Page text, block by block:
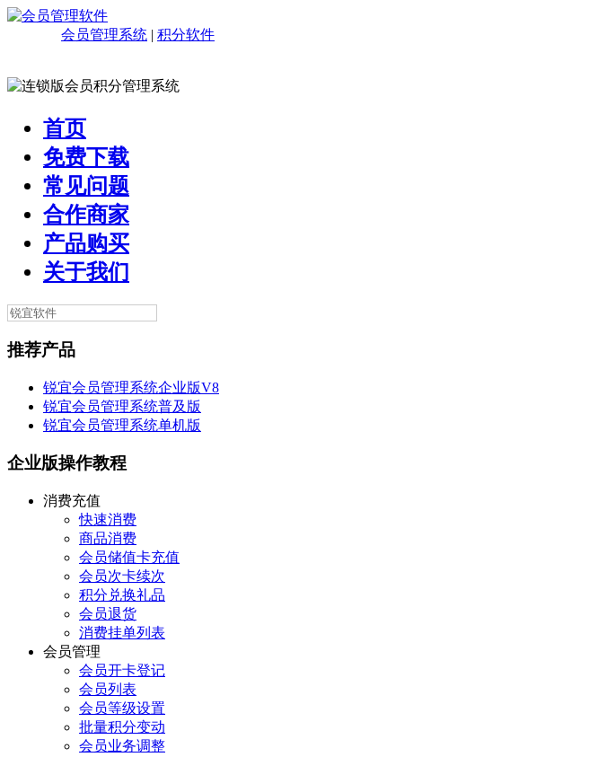
会员管理系统 | 积分软件
首页
免费下载
常见问题
合作商家
产品购买
关于我们
推荐产品
锐宜会员管理系统企业版V8
锐宜会员管理系统普及版
锐宜会员管理系统单机版
企业版操作教程
消费充值
快速消费
商品消费
会员储值卡充值
会员次卡续次
积分兑换礼品
会员退货
消费挂单列表
会员管理
会员开卡登记
会员列表
会员等级设置
批量积分变动
会员业务调整